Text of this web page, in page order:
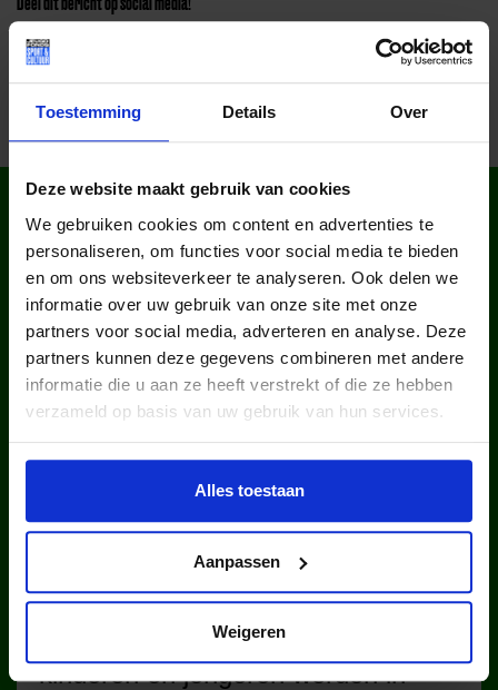
Toestemming Details Over
Deze website maakt gebruik van cookies
We gebruiken cookies om content en advertenties te
personaliseren, om functies voor social media te bieden
en om ons websiteverkeer te analyseren. Ook delen we
informatie over uw gebruik van onze site met onze
partners voor social media, adverteren en analyse. Deze
partners kunnen deze gegevens combineren met andere
informatie die u aan ze heeft verstrekt of die ze hebben
verzameld op basis van uw gebruik van hun services.
Alles toestaan
Aanpassen
Weigeren
WIST JE DAT IN
NEDERLAND?
kinderen en jongeren werden in
2025 via ons lid van een club.
kinderen en jongeren werden in